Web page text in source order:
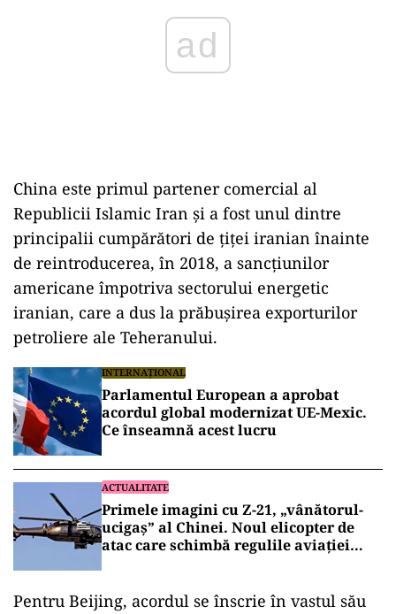
China este primul partener comercial al
Republicii Islamic Iran şi a fost unul dintre
principalii cumpărători de ţiţei iranian înainte
de reintroducerea, în 2018, a sancţiunilor
americane împotriva sectorului energetic
iranian, care a dus la prăbuşirea exporturilor
petroliere ale Teheranului.
INTERNAȚIONAL
Parlamentul European a aprobat
acordul global modernizat UE-Mexic.
Ce înseamnă acest lucru
ACTUALITATE
Primele imagini cu Z-21, „vânătorul-
ucigaș” al Chinei. Noul elicopter de
atac care schimbă regulile aviației
Pentru Beijing, acordul se înscrie în vastul său